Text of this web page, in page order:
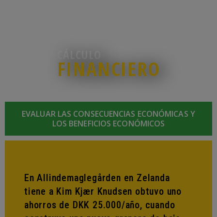
En Allindemaglegården en Zelanda
tiene a Kim Kjær Knudsen obtuvo uno
ahorros de DKK 25.000/año, cuando
FINANCIERO
EVALUAR LAS CONSECUENCIAS ECONÓMICAS Y
LOS BENEFICIOS ECONÓMICOS